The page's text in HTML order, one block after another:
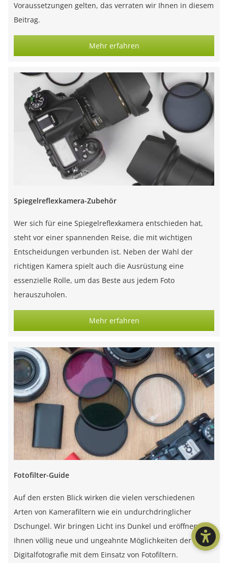
Voraussetzungen gelten, das verraten wir Ihnen in diesem
Beitrag.
Mehr erfahren
Spiegelreflexkamera-Zubehör
Wer sich für eine Spiegelreflexkamera entschieden hat,
steht vor einer spannenden Reise, die mit wichtigen
Entscheidungen verbunden ist. Neben der Wahl der
richtigen Kamera spielt auch die Ausrüstung eine
essenzielle Rolle, um das Beste aus jedem Foto
herauszuholen.
Mehr erfahren
Fotofilter-Guide
Auf den ersten Blick wirken die vielen verschiedenen
Arten von Kamerafiltern wie ein undurchdringlicher
Dschungel. Wir bringen Licht ins Dunkel und eröffnen
Ihnen völlig neue und ungeahnte Möglichkeiten der
Digitalfotografie mit dem Einsatz von Fotofiltern.